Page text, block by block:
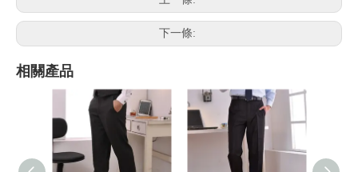
下一條:
相關產品